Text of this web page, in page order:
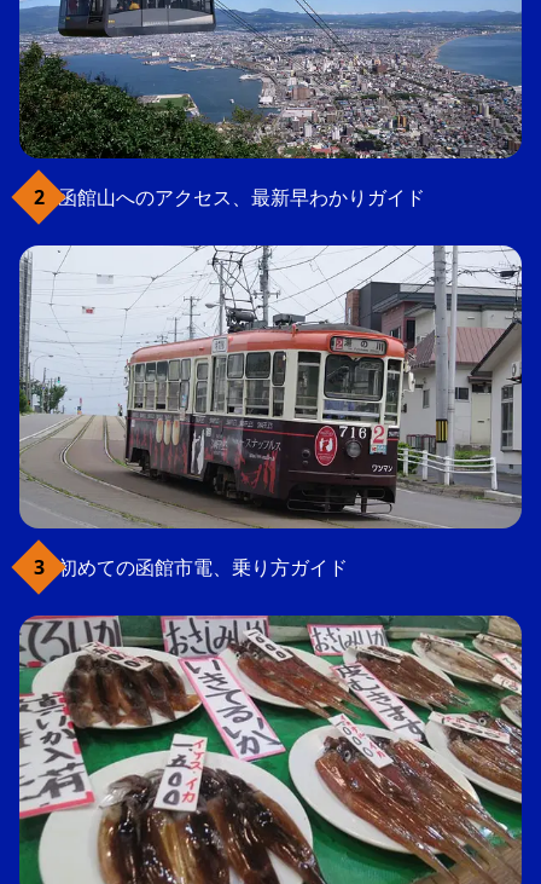
函館山へのアクセス、最新早わかりガイド
初めての函館市電、乗り方ガイド